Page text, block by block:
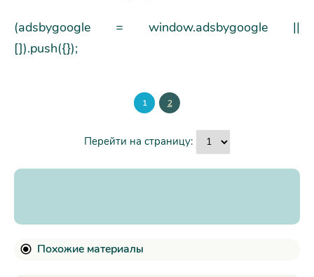
(adsbygoogle = window.adsbygoogle ||
[]).push({});
1 2
Перейти на страницу:
Похожие материалы